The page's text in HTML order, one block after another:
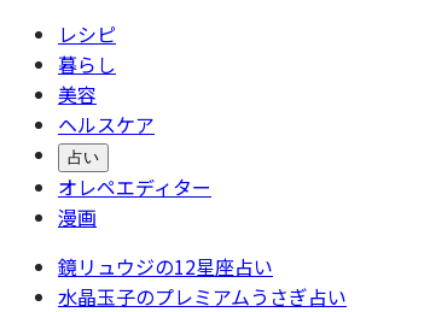
レシピ
暮らし
美容
ヘルスケア
占い
オレペエディター
漫画
鏡リュウジの12星座占い
水晶玉子のプレミアムうさぎ占い